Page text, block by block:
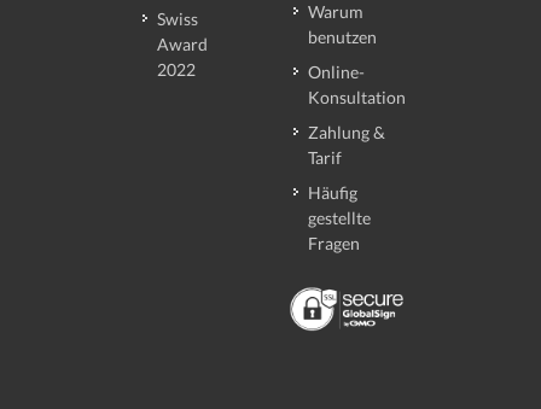
Swiss
Award
2022
Warum
benutzen
Online-
Konsultation
Zahlung &
Tarif
Häufig
gestellte
Fragen